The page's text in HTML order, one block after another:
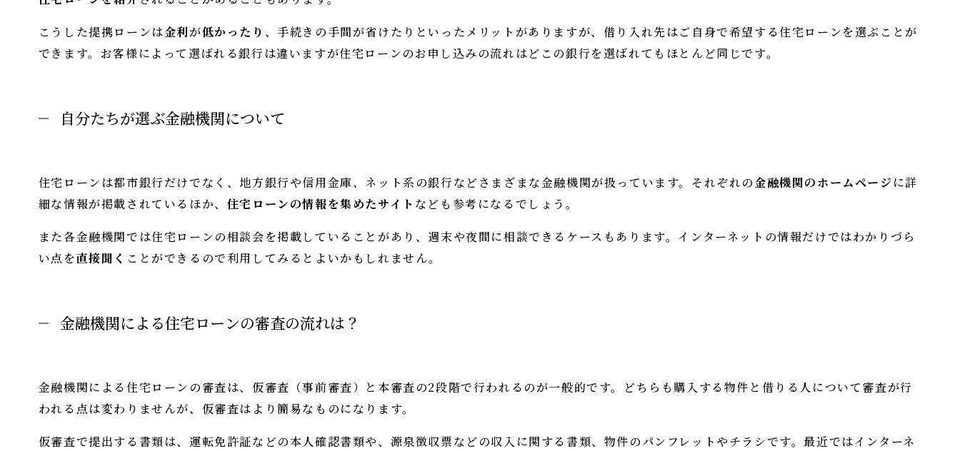
こうした提携ローンは金利が低かったり 、手続きの手間が省けたりといったメリットがありますが、借り入れ先はご自身で希望する住宅ローンを選ぶことが
できます。お客様によって選ばれる銀行は違いますが住宅ローンのお申し込みの流れはどこの銀行を選ばれてもほとんど同じです。
自分たちが選ぶ金融機関について
住宅ローンは都市銀行だけでなく、地方銀行や信用金庫、ネット系の銀行などさまざまな金融機関が扱っています。それぞれの金融機関のホームページ に詳
細な情報が掲載されているほか、 住宅ローンの情報を集めたサイト なども参考になるでしょう。
また各金融機関では住宅ローンの相談会を掲載していることがあり、週末や夜間に相談できるケースもあります。インターネットの情報だけではわかりづら
い点を直接聞く ことができるので利用してみるとよいかもしれません。
金融機関による住宅ローンの審査の流れは？
金融機関による住宅ローンの審査は、仮審査（事前審査）と本審査の2段階で行われるのが一般的です。どちらも購入する物件と借りる人について審査が行
われる点は変わりませんが、仮審査はより簡易なものになります。
仮審査で提出する書類は、運転免許証などの本人確認書類や、源泉徴収票などの収入に関する書類、物件のパンフレットやチラシです。最近ではインターネ